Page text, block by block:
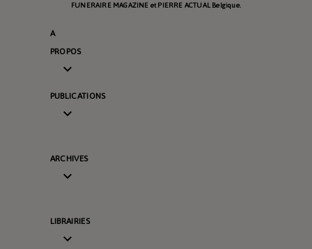
FUNERAIRE MAGAZINE et PIERRE ACTUAL Belgique.
A
PROPOS

PUBLICATIONS

ARCHIVES

LIBRAIRIES
